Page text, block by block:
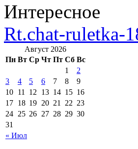
Интересное
Rt.chat-ruletka-
Август 2026
Пн Вт Ср Чт Пт Сб Вс
« Июл
1
2
3
4 5 6 7 8
9
10 11 12 13 14 15 16
17 18 19 20 21 22 23
24 25 26 27 28 29 30
31